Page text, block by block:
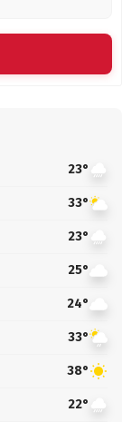
23°
33°
23°
25°
24°
33°
38°
22°